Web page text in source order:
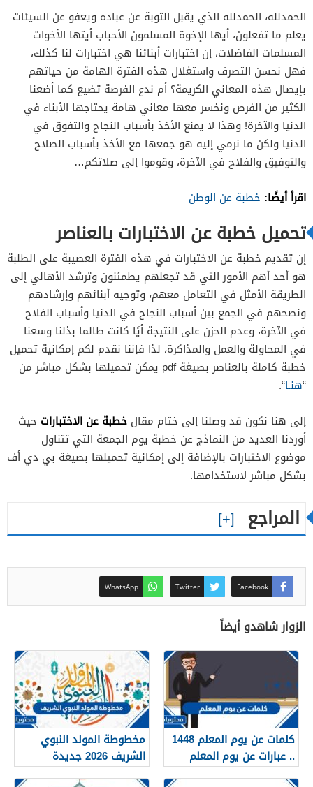
الحمدلله، الحمدلله الذي يقبل التوبة عن عباده ويعفو عن السيئات
يعلم ما تفعلون، أيها الإخوة المسلمون الأحباب أيتها الأخوات
المسلمات الفاضلات، إن اختبارات أبنائنا هي اختبارات لنا كذلك،
فهل نحسن التصرف واستغلال هذه الفترة الهامة من حياتهم
بإيصال هذه المعاني الكريمة؟ أم ندع الفرصة تضيع كما أضعنا
الكثير من الفرص ونخسر معها معاني هامة يحتاجها الأبناء في
الدنيا والآخرة! وهذا لا يمنع الأخذ بأسباب النجاح والتفوق في
الدنيا ولكن ما نرمي إليه هو جمعها مع الأخذ بأسباب الصلاح
والتوفيق والفلاح في الآخرة، وقوموا إلى صلاتكم…
اقرأ أيضًا: خطبة عن الوطن
تحميل خطبة عن الاختبارات بالعناصر
إن تقديم خطبة عن الاختبارات في هذه الفترة العصيبة على الطلبة
هو أحد أهم الأمور التي قد تجعلهم يطمئنون وترشد الأهالي إلى
الطريقة الأمثل في التعامل معهم، وتوجيه أبنائهم وإرشادهم
ونصحهم في الجمع بين أسباب النجاح في الدنيا وأسباب الفلاح
في الآخرة، وعدم الحزن على النتيجة أيًا كانت طالما بذلنا وسعنا
في المحاولة والعمل والمذاكرة، لذا فإننا نقدم لكم إمكانية تحميل
خطبة كاملة بالعناصر بصيغة pdf يمكن تحميلها بشكل مباشر من
“هنـا“.
إلى هنا نكون قد وصلنا إلى ختام مقال خطبة عن الاختبارات حيث
أوردنا العديد من النماذج عن خطبة يوم الجمعة التي تتناول
موضوع الاختبارات بالإضافة إلى إمكانية تحميلها بصيغة بي دي أف
بشكل مباشر لاستخدامها.
المراجع
Facebook
Twitter
WhatsApp
الزوار شاهدو أيضاً
كلمات عن يوم المعلم 1448
.. عبارات عن يوم المعلم
مكتوبة 1448
مخطوطة المولد النبوي
الشريف 2026 جديدة